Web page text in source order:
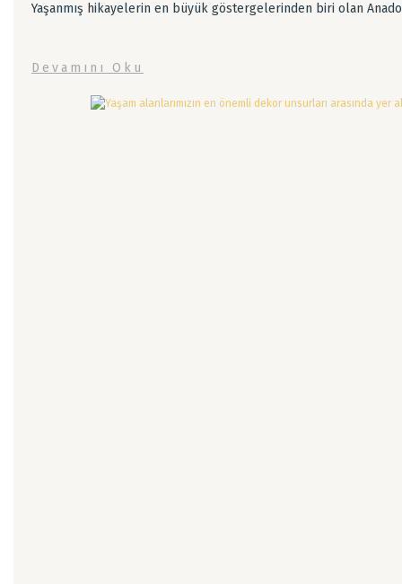
Yaşanmış hikayelerin en büyük göstergelerinden biri olan
Devamını Oku